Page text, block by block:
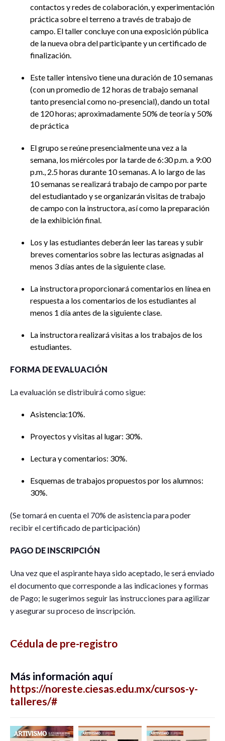
contactos y redes de colaboración, y experimentación
práctica sobre el terreno a través de trabajo de
campo. El taller concluye con una exposición pública
de la nueva obra del participante y un certificado de
finalización.
Este taller intensivo tiene una duración de 10 semanas
(con un promedio de 12 horas de trabajo semanal
tanto presencial como no-presencial), dando un total
de 120 horas; aproximadamente 50% de teoría y 50%
de práctica
El grupo se reúne presencialmente una vez a la
semana, los miércoles por la tarde de 6:30 p.m. a 9:00
p.m., 2.5 horas durante 10 semanas. A lo largo de las
10 semanas se realizará trabajo de campo por parte
del estudiantado y se organizarán visitas de trabajo
de campo con la instructora, así como la preparación
de la exhibición final.
Los y las estudiantes deberán leer las tareas y subir
breves comentarios sobre las lecturas asignadas al
menos 3 días antes de la siguiente clase.
La instructora proporcionará comentarios en línea en
respuesta a los comentarios de los estudiantes al
menos 1 día antes de la siguiente clase.
La instructora realizará visitas a los trabajos de los
estudiantes.
FORMA DE EVALUACIÓN
La evaluación se distribuirá como sigue:
Asistencia:10%.
Proyectos y visitas al lugar: 30%.
Lectura y comentarios: 30%.
Esquemas de trabajos propuestos por los alumnos:
30%.
(Se tomará en cuenta el 70% de asistencia para poder
recibir el certificado de participación)
PAGO DE INSCRIPCIÓN
Una vez que el aspirante haya sido aceptado, le será enviado
el documento que corresponde a las indicaciones y formas
de Pago; le sugerimos seguir las instrucciones para agilizar
y asegurar su proceso de inscripción.
Cédula de pre-registro
Más información aquí
https://noreste.ciesas.edu.mx/cursos-y-
talleres/#